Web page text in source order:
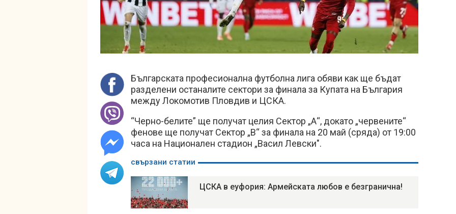
Българската професионална футболна лига обяви как ще бъдат
разделени останалите сектори за финала за Купата на България
между Локомотив Пловдив и ЦСКА.
“Черно-белите” ще получат целия Сектор „А“, докато „червените“
фенове ще получат Сектор „В“ за финала на 20 май (сряда) от 19:00
часа на Национален стадион „Васил Левски".
свързани статии
ЦСКА в еуфория: Армейската любов е безгранична!